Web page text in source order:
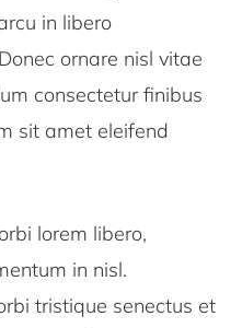
in libero
ornare nisl vitae
consectetur finibus
sit amet eleifend
lorem libero,
in nisl.
tristique senectus et